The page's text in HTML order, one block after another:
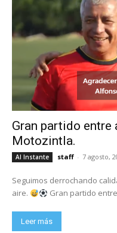
Gran partido entre
Motozintla.
Al Instante staff - 7 agosto,
Seguimos derrochando
aire.
Gran partido
Leer más